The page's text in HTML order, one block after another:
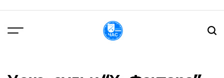
вмісту